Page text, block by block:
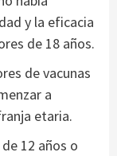
y la eficacia
de 18 años.
de vacunas
a
etaria.
12 años o